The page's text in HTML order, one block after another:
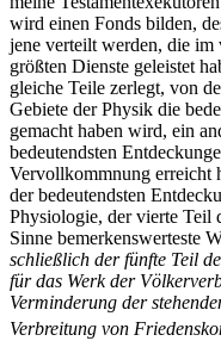
wird einen Fonds bilden,
jene verteilt werden, die im
größten Dienste geleistet
gleiche Teile zerlegt, von
Gebiete der Physik die
gemacht haben wird, ein
bedeutendsten
Vervollkommnung erreicht
der bedeutendsten
Physiologie, der vierte Teil
Sinne bemerkenswerteste
schließlich der fünfte Teil
für das Werk der
Verminderung der
Verbreitung von